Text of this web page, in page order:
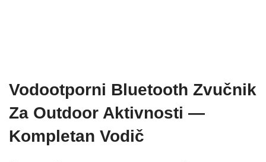
Vodootporni Bluetooth Zvučnik
Za Outdoor Aktivnosti —
Kompletan Vodič